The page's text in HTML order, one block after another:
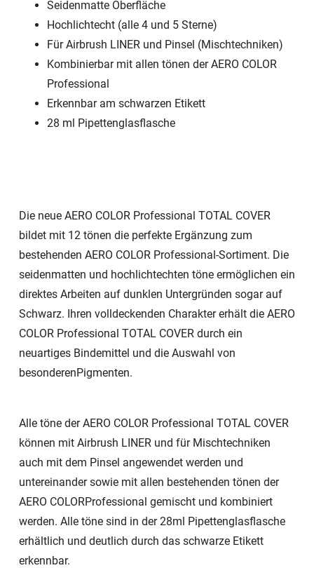
Seidenmatte Oberfläche
Hochlichtecht (alle 4 und 5 Sterne)
Für Airbrush LINER und Pinsel (Mischtechniken)
Kombinierbar mit allen tönen der AERO COLOR
Professional
Erkennbar am schwarzen Etikett
28 ml Pipettenglasflasche
Die neue AERO COLOR Professional TOTAL COVER
bildet mit 12 tönen die perfekte Ergänzung zum
bestehenden AERO COLOR Professional-Sortiment. Die
seidenmatten und hochlichtechten töne ermöglichen ein
direktes Arbeiten auf dunklen Untergründen sogar auf
Schwarz. Ihren volldeckenden Charakter erhält die AERO
COLOR Professional TOTAL COVER durch ein
neuartiges Bindemittel und die Auswahl von
besonderenPigmenten.
Alle töne der AERO COLOR Professional TOTAL COVER
können mit Airbrush LINER und für Mischtechniken
auch mit dem Pinsel angewendet werden und
untereinander sowie mit allen bestehenden tönen der
AERO COLORProfessional gemischt und kombiniert
werden. Alle töne sind in der 28ml Pipettenglasflasche
erhältlich und deutlich durch das schwarze Etikett
erkennbar.